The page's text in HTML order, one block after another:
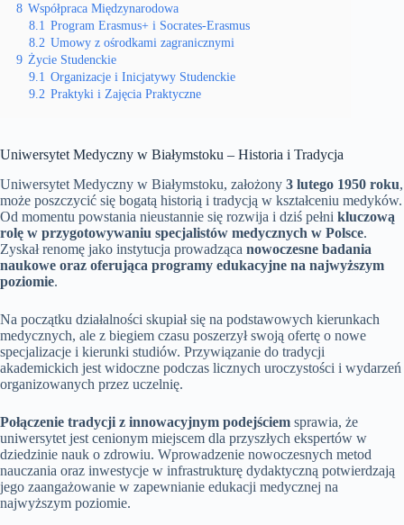
8 Współpraca Międzynarodowa
8.1 Program Erasmus+ i Socrates-Erasmus
8.2 Umowy z ośrodkami zagranicznymi
9 Życie Studenckie
9.1 Organizacje i Inicjatywy Studenckie
9.2 Praktyki i Zajęcia Praktyczne
Uniwersytet Medyczny w Białymstoku – Historia i Tradycja
Uniwersytet Medyczny w Białymstoku, założony 3 lutego 1950 roku,
może poszczycić się bogatą historią i tradycją w kształceniu medyków.
Od momentu powstania nieustannie się rozwija i dziś pełni kluczową
rolę w przygotowywaniu specjalistów medycznych w Polsce.
Zyskał renomę jako instytucja prowadząca nowoczesne badania
naukowe oraz oferująca programy edukacyjne na najwyższym
poziomie.
Na początku działalności skupiał się na podstawowych kierunkach
medycznych, ale z biegiem czasu poszerzył swoją ofertę o nowe
specjalizacje i kierunki studiów. Przywiązanie do tradycji
akademickich jest widoczne podczas licznych uroczystości i wydarzeń
organizowanych przez uczelnię.
Połączenie tradycji z innowacyjnym podejściem sprawia, że
uniwersytet jest cenionym miejscem dla przyszłych ekspertów w
dziedzinie nauk o zdrowiu. Wprowadzenie nowoczesnych metod
nauczania oraz inwestycje w infrastrukturę dydaktyczną potwierdzają
jego zaangażowanie w zapewnianie edukacji medycznej na
najwyższym poziomie.